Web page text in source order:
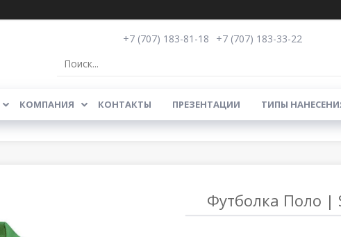
+7 (707) 183-81-18
+7 (707) 183-33-22
КОМПАНИЯ КОНТАКТЫ ПРЕЗЕНТАЦИИ ТИПЫ
Футболка Поло |